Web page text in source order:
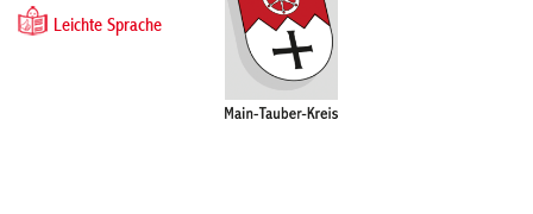
Leichte Sprache